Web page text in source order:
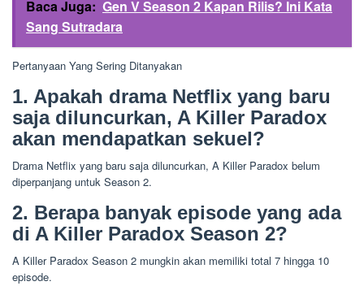
Baca Juga: Gen V Season 2 Kapan Rilis? Ini Kata
Sang Sutradara
Pertanyaan Yang Sering Ditanyakan
1. Apakah drama Netflix yang baru
saja diluncurkan, A Killer Paradox
akan mendapatkan sekuel?
Drama Netflix yang baru saja diluncurkan, A Killer Paradox belum
diperpanjang untuk Season 2.
2. Berapa banyak episode yang ada
di A Killer Paradox Season 2?
A Killer Paradox Season 2 mungkin akan memiliki total 7 hingga 10
episode.